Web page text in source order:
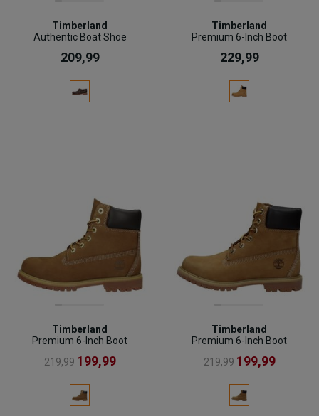
Timberland
Authentic Boat Shoe
209,99
Timberland
Premium 6-Inch Boot
229,99
Timberland
Premium 6-Inch Boot
219,99 199,99
Timberland
Premium 6-Inch Boot
219,99 199,99